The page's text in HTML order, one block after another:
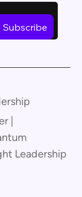
|
Leadership